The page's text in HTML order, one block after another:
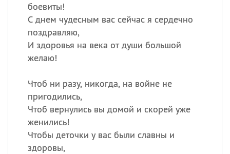
боевиты!
С днем чудесным вас сейчас я сердечно
поздравляю,
И здоровья на века от души большой
желаю!
Чтоб ни разу, никогда, на войне не
пригодились,
Чтоб вернулись вы домой и скорей уже
женились!
Чтобы деточки у вас были славны и
здоровы,
ИМЕНА